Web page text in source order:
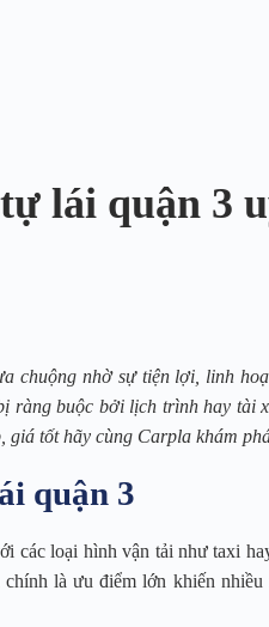
lái quận 3
chuộng nhờ sự tiện lợi, linh
ràng buộc bởi lịch trình hay tài
tốt hãy cùng Carpla khám
quận 3
các loại hình vận tải như taxi
là ưu điểm lớn khiến